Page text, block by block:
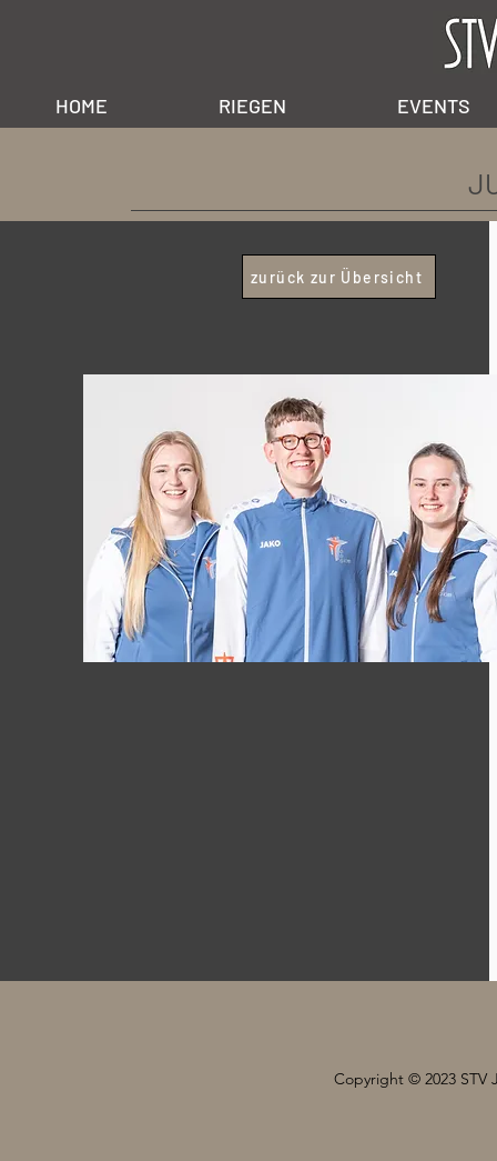
HOME RIEGEN EVENTS
zurück zur Übersicht
Copyright © 2023 STV